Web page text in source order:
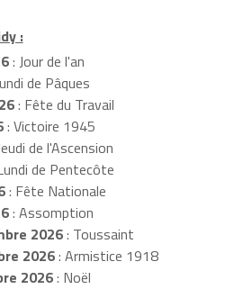
:
: Jour de l'an
de Pâques
: Fête du Travail
: Victoire 1945
de l'Ascension
de Pentecôte
: Fête Nationale
: Assomption
2026: Toussaint
2026: Armistice 1918
2026: Noël